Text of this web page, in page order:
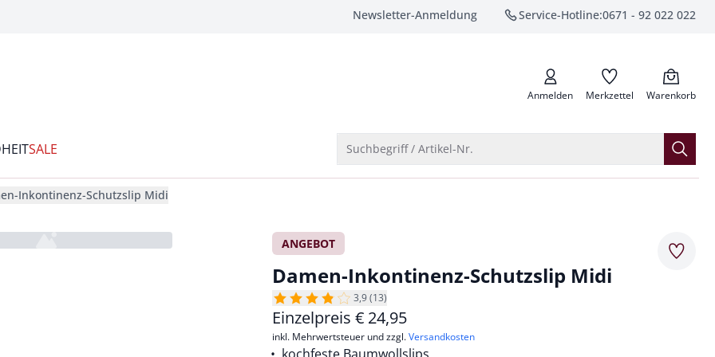
Newsletter-Anmeldung Service-Hotline:0671 - 92 022 022
anrufen
Anmelden Merkzettel Warenkorb
SALE Suchbegriff / Artikel-Nr.
Inkontinenz-Schutzslip Midi
ANGEBOT
Damen-Inkontinenz-Schutzslip Midi
3,9 (13)
Einzelpreis € 24,95
inkl. Mehrwertsteuer und zzgl.Versandkosten
kochfeste Baumwollslips